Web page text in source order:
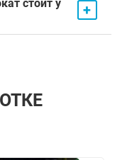
стоит у
+